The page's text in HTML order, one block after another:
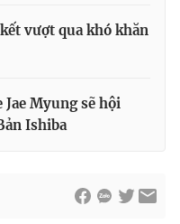
vượt qua khó khăn
Jae Myung sẽ hội
Ishiba